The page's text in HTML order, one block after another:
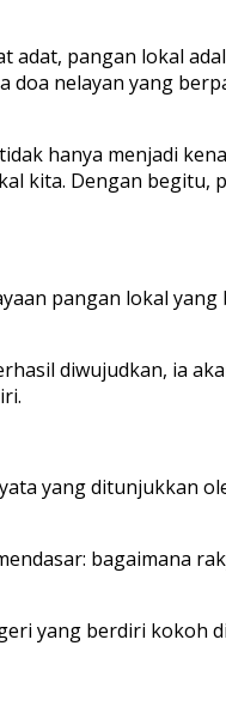
adat, pangan lokal
nelayan yang
hanya menjadi
kita. Dengan begitu,
pangan lokal
diwujudkan, ia
yang ditunjukkan
bagaimana
yang berdiri kokoh